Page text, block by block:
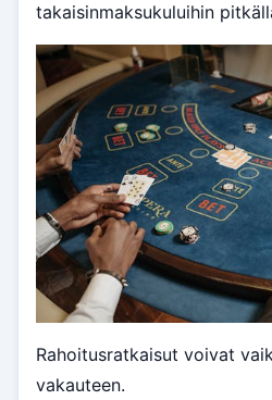
takaisinmaksukuluihin
Rahoitusratkaisut voivat
vakauteen.